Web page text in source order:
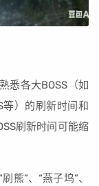
悉各大BOSS（如
等）的刷新时间和
刷新时间可能缩
熊”、“燕子坞”、